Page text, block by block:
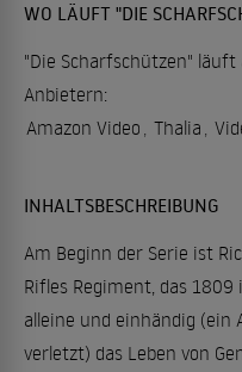
WO LÄUFT "DIE
"Die Scharfschützen"
Anbietern:
Amazon Video , Thalia ,
INHALTSBESCHREIBUNG
Am Beginn der Serie ist
Rifles Regiment, das
alleine und einhändig
verletzt) das Leben von